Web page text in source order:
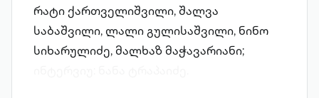
რატი ქართველიშვილი, შალვა
საბაშვილი, ლალი გულისაშვილი, ნინო
სიხარულიძე, მალხაზ მაჭავარიანი;